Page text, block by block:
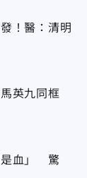
！醫：清明
馬英九同框
是血」 驚